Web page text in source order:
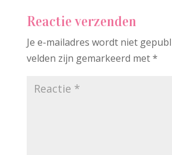
Reactie verzenden
Je e-mailadres wordt niet
velden zijn gemarkeerd met*